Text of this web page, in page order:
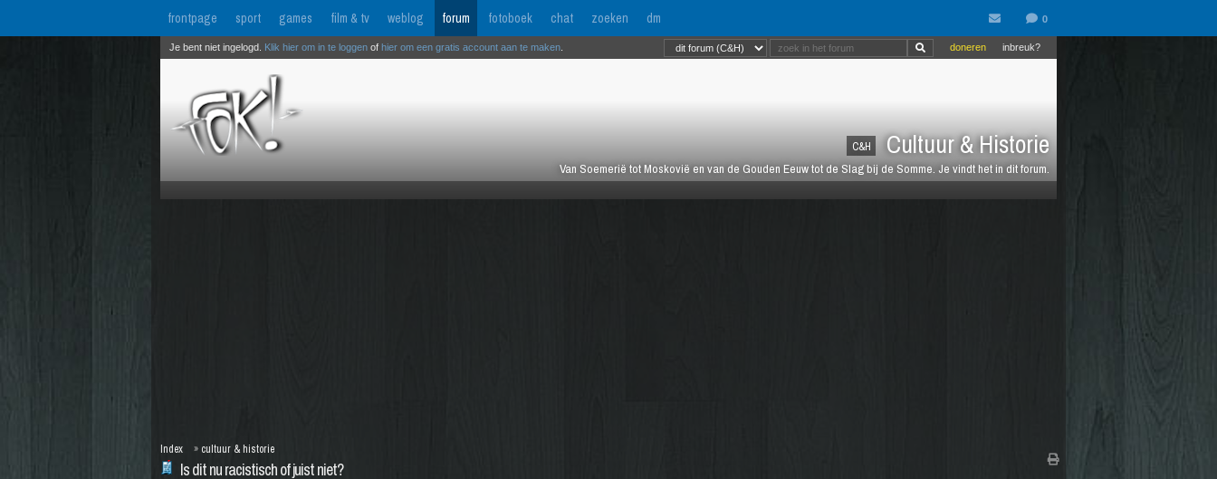
frontpage sport games film & tv weblog forum fotoboek chat zoeken dm
C&H Cultuur & Historie
Van Soemerië tot Moskovië en van de Gouden Eeuw tot de Slag bij de Somme. Je vindt het in dit forum.
inbreuk?
doneren
Je bent niet ingelogd. Klik hier om in te loggen of hier om een gratis account aan te maken
Is dit nu racistisch of juist niet?
Index » cultuur & historie